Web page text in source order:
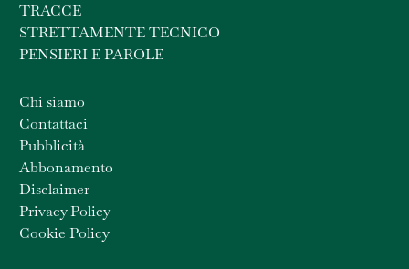
TRACCE
STRETTAMENTE TECNICO
PENSIERI E PAROLE
Chi siamo
Contattaci
Pubblicità
Abbonamento
Disclaimer
Privacy Policy
Cookie Policy